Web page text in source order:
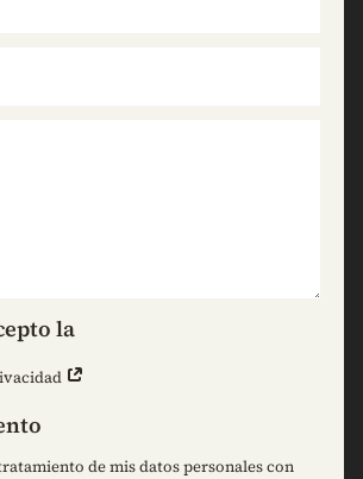
la
de mis datos personales con